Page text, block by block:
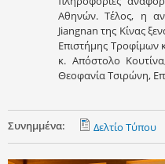
Αθηνών. Τέλος, η
Jiangnan της Κίνας
Επιστήμης Τροφίμων
κ. Απόστολο
Θεοφανία Τσιρώνη,
Συνημμένα: Δελτίο Τύπου